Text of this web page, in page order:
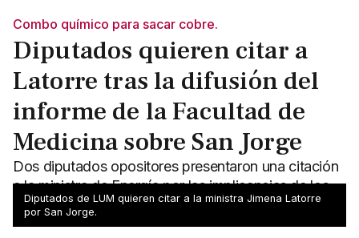
Combo químico para sacar cobre.
Diputados quieren citar a
Latorre tras la difusión del
informe de la Facultad de
Medicina sobre San Jorge
Dos diputados opositores presentaron una citación
a la ministra de Energía por las implicancias de los
químicos que usará San Jorge en Uspallata.
Diputados de LUM quieren citar a la ministra Jimena Latorre
por San Jorge.